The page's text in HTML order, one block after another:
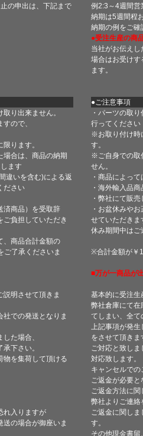
の申出は、下記まで
例2:3～4週間営
納期は5週間程
納期の例をご確
●受注生産の商
当社がお伝え
場合はお受けす
ます。
●ご注意事項
り出来ません。
ので、
ります。
場合は、商品の納期
ます
違いを含む)による返
ださい
済商品）を受取辞
ご負担していただき
、商品合計金額の
ご了承くださいま
明させて頂きま
での発送となりま
た場合、
下さい。
物を集荷して頂ける
れ入りますが
の場合が御座いま
・パーツの取
行ってください
※お取り付け時
す。
※ご自身での取
せん。
・商品によっ
・海外輸入品
・弊社にて販
・お盆休みや
せていただきま
休み期間中はご
※合計金額が￥
■万が一商品が
基本的に受注生
弊社倉庫にて在
てしまい、全て
上記事項が発
をさせて頂きま
ご対応と致し
対応致します。
キャンセルで
ご返金が必要と
ご返金方法に
弊社よりご連絡
ご返金に関し
す。
その他現金書留